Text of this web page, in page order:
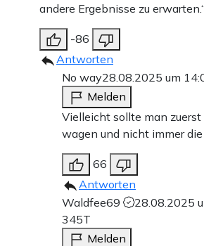
andere Ergebnisse zu
-86
Antworten
No way28.08.2025 um
Melden
Vielleicht sollte man
wagen und nicht immer
66
Antworten
Waldfee69
28.08.2025
345T
Melden